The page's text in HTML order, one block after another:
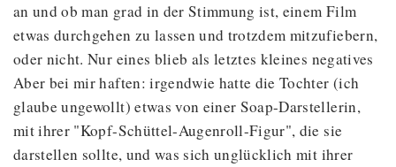
an und ob man grad in der Stimmung ist, einem Film
etwas durchgehen zu lassen und trotzdem mitzufiebern,
oder nicht. Nur eines blieb als letztes kleines negatives
Aber bei mir haften: irgendwie hatte die Tochter (ich
glaube ungewollt) etwas von einer Soap-Darstellerin,
mit ihrer "Kopf-Schüttel-Augenroll-Figur", die sie
darstellen sollte, und was sich unglücklich mit ihrer